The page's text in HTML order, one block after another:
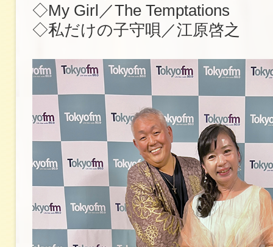
◇My Girl／The Temptations
◇私だけの子守唄／江原啓之